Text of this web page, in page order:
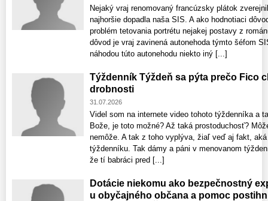
Nejaký vraj renomovaný francúzsky plátok
najhoršie dopadla naša SIS. A ako hodnotiaci
problém tetovania portrétu nejakej postavy z
dôvod je vraj zavinená autonehoda týmto šéfom
náhodou túto autonehodu niekto iný [...]
Týždenník Týždeň sa pýta prečo Fico
drobnosti
31.07.2026
Videl som na internete video tohoto týždenníka a
Bože, je toto možné? Až taká prostoduchosť?
nemôže. A tak z toho vyplýva, žiaľ veď aj fakt,
týždenníku. Tak dámy a páni v menovanom
že tí babráci pred [...]
Dotácie niekomu ako bezpečnostný
u obyčajného občana a pomoc